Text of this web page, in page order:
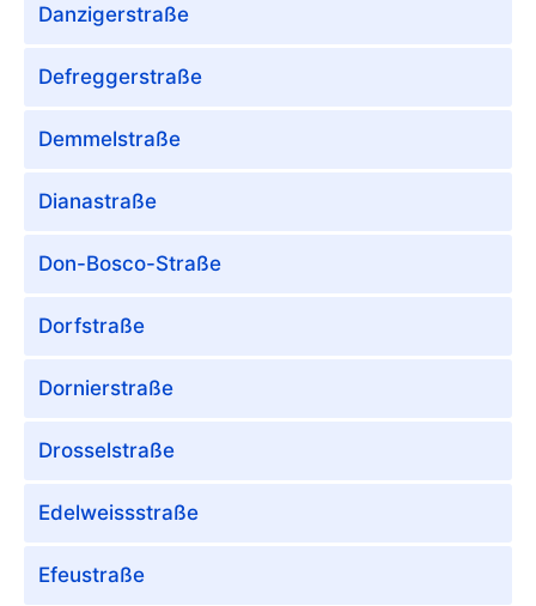
Danzigerstraße
Defreggerstraße
Demmelstraße
Dianastraße
Don-Bosco-Straße
Dorfstraße
Dornierstraße
Drosselstraße
Edelweissstraße
Efeustraße